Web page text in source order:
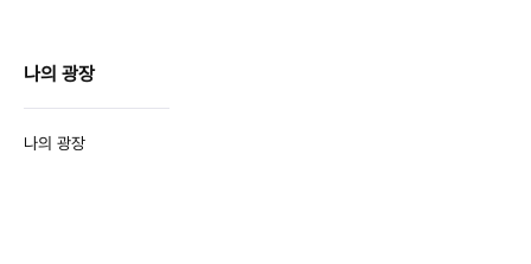
나의 광장
나의 광장